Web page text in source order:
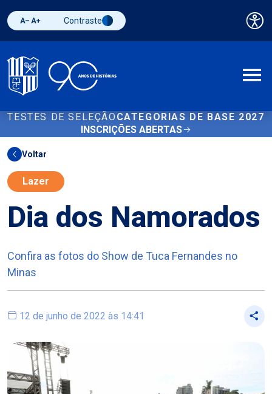
Diminuir fonte
Aumentar fonteAlternar contraste
Contraste
TESTES DE SELEÇÃO CATEGORIAS DE BASE 2027
INSCRIÇÕES ABERTAS
Voltar
Lazer
Dia dos Namorados
Confira as fotos do Show de Tuca Fernandes no
Minas
12 de junho de 2022 às 14:41